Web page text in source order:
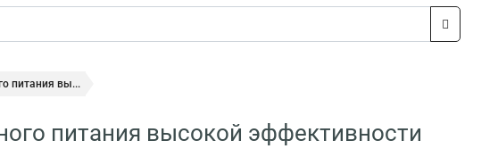
питания вы...
питания высокой эффективности